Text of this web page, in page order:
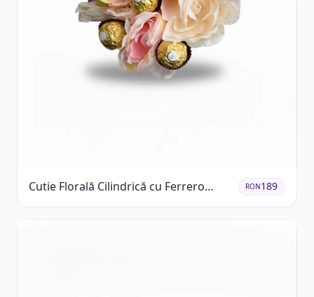
Cutie Florală Cilindrică cu Ferrero
Rocher și Trandafiri Pastel
RON189